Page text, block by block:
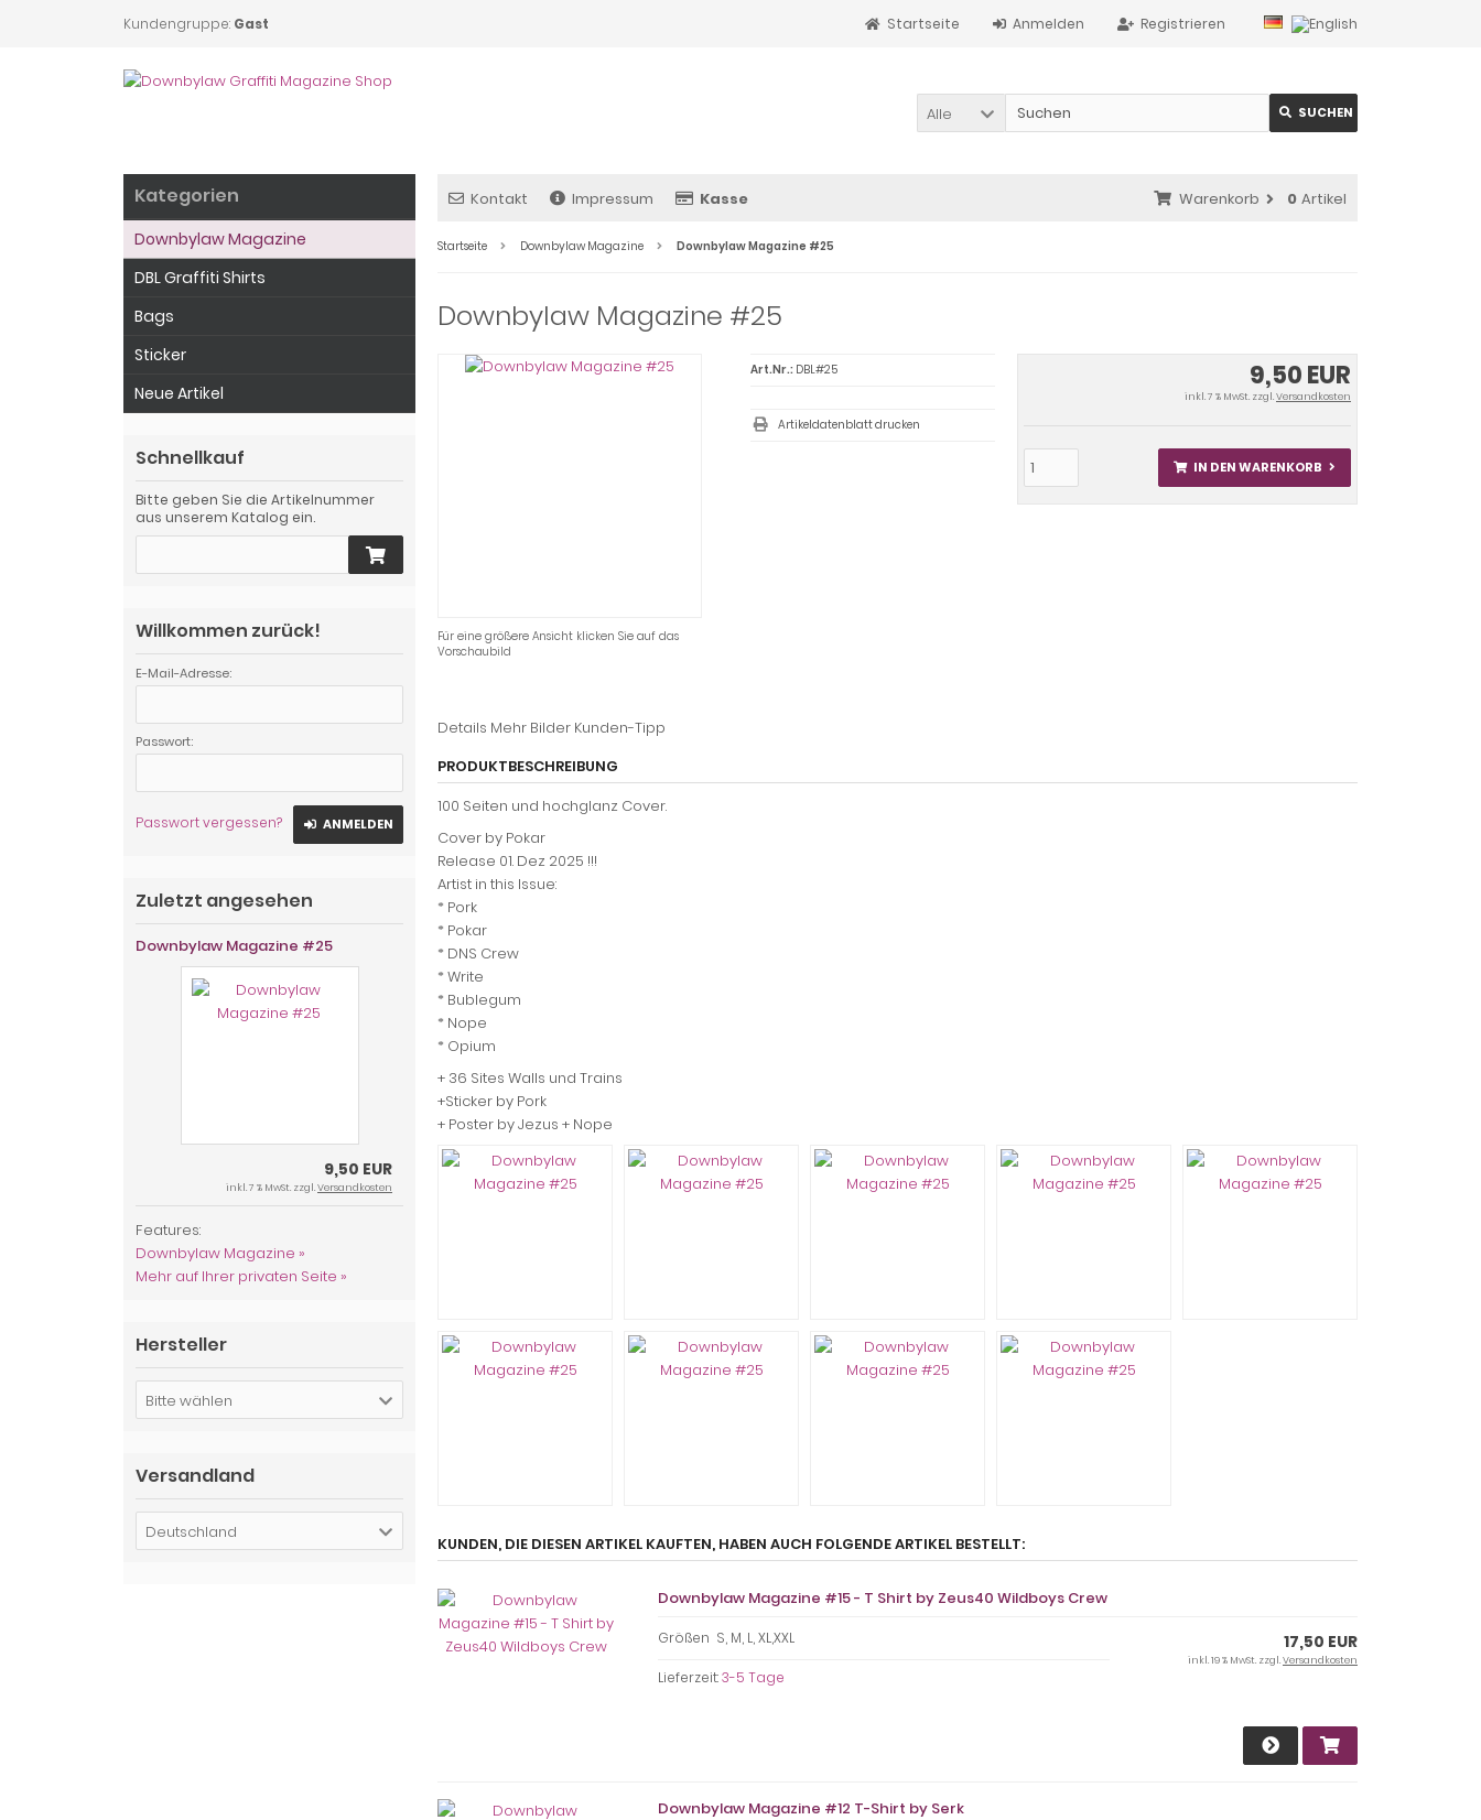
Kundengruppe: Gast Registrieren
Anmelden
Startseite
Alle SUCHEN
Kontakt Impressum Kasse Warenkorb 0 Artikel
Startseite Downbylaw Magazine Downbylaw Magazine #25
Downbylaw Magazine #25
Für eine größere Ansicht klicken Sie auf das
Vorschaubild
9,50 EUR
inkl. 7 % MwSt. zzgl.Versandkosten
IN DEN WARENKORB
Art.Nr.: DBL#25
Artikeldatenblatt drucken
Details Mehr Bilder Kunden-Tipp
PRODUKTBESCHREIBUNG
100 Seiten und hochglanz Cover.
Cover by Pokar
Release 01. Dez 2025 !!!
Artist in this Issue:
* Pork
* Pokar
* DNS Crew
* Write
* Bublegum
* Nope
* Opium
+ 36 Sites Walls und Trains
+Sticker by Pork
+ Poster by Jezus + Nope
KUNDEN, DIE DIESEN ARTIKEL KAUFTEN, HABEN AUCH FOLGENDE ARTIKEL BESTELLT:
Downbylaw Magazine #15 - T Shirt by Zeus40 Wildboys Crew
Größen S, M, L, XL,XXL
Lieferzeit:3-5 Tage
17,50 EUR
inkl. 19 % MwSt. zzgl.Versandkosten
Downbylaw Magazine #12 T-Shirt by Serk
Kategorien
Downbylaw Magazine
DBL Graffiti Shirts
Bags
Sticker
Neue Artikel
Schnellkauf
Bitte geben Sie die Artikelnummer
aus unserem Katalog ein.
Willkommen zurück!
E-Mail-Adresse:
Passwort:
Passwort vergessen? ANMELDEN
Zuletzt angesehen
Downbylaw Magazine #25
9,50 EUR
inkl. 7 % MwSt. zzgl.Versandkosten
Features:
Downbylaw Magazine »
Mehr auf Ihrer privaten Seite »
Hersteller
Bitte wählen
Versandland
Deutschland